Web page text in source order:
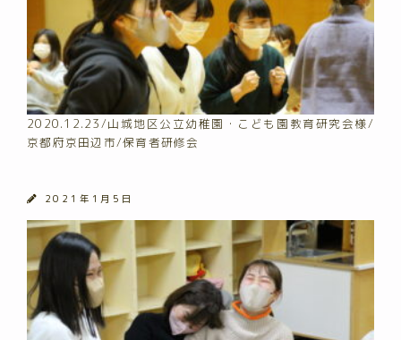
2020.12.23/山城地区公立幼稚園・こども園教育研究会様/
京都府京田辺市/保育者研修会
2021年1月5日